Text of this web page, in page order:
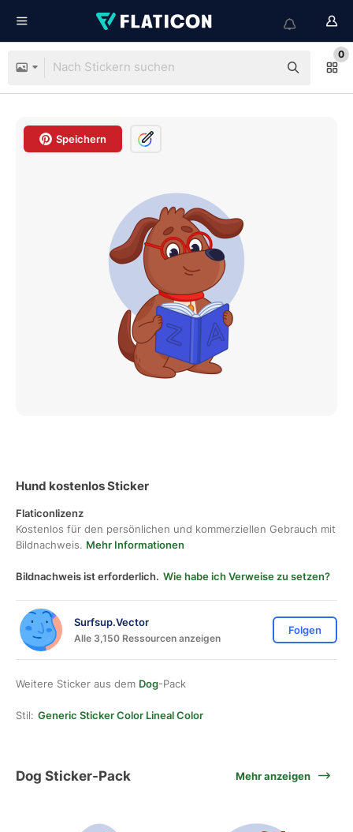
0
Speichern
Hund kostenlos Sticker
Flaticonlizenz
Kostenlos für den persönlichen und kommerziellen Gebrauch mit
Bildnachweis. Mehr Informationen
Bildnachweis ist erforderlich. Wie habe ich Verweise zu setzen?
Surfsup.Vector
Alle 3,150 Ressourcen anzeigen
Folgen
Weitere Sticker aus dem Dog-Pack
Stil: Generic Sticker Color Lineal Color
Dog Sticker-Pack Mehr anzeigen